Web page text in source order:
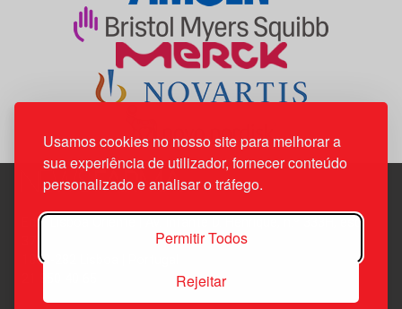
Usamos cookies no nosso site para melhorar a
sua experiência de utilizador, fornecer conteúdo
personalizado e analisar o tráfego.
Permitir Todos
Rejeitar
Edif. Lisboa Oriente | Av. Infante D. Henrique, n.º 333H, esc.
1800-282 Lisboa | Portugal